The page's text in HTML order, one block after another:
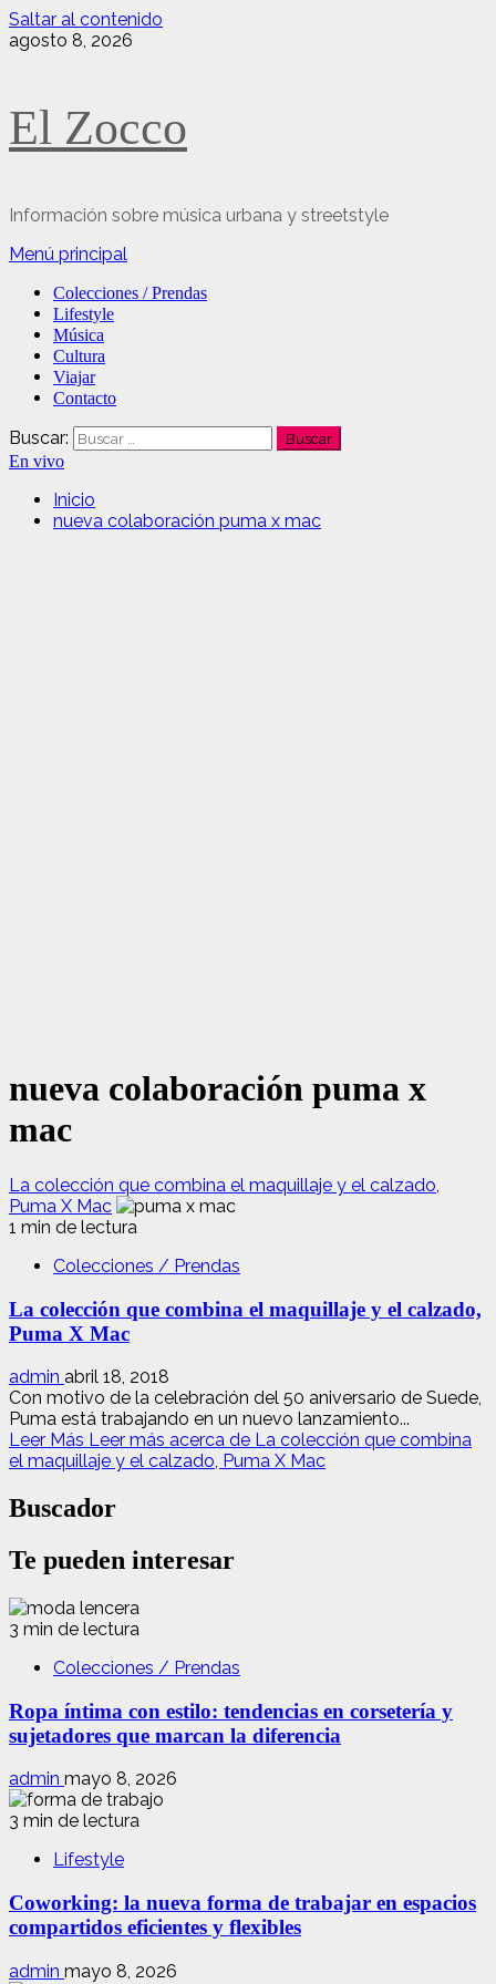
Saltar al contenido
agosto 8, 2026
El Zocco
Información sobre música urbana y streetstyle
Menú principal
Colecciones / Prendas
Lifestyle
Música
Cultura
Viajar
Contacto
Buscar:
En vivo
Inicio
nueva colaboración puma x mac
nueva colaboración puma x
mac
La colección que combina el maquillaje y el calzado,
Puma X Mac
1 min de lectura
Colecciones / Prendas
La colección que combina el maquillaje y el calzado,
Puma X Mac
admin abril 18, 2018
Con motivo de la celebración del 50 aniversario de Suede,
Puma está trabajando en un nuevo lanzamiento...
Leer Más Leer más acerca de La colección que combina
el maquillaje y el calzado, Puma X Mac
Buscador
Te pueden interesar
3 min de lectura
Colecciones / Prendas
Ropa íntima con estilo: tendencias en corsetería y
sujetadores que marcan la diferencia
admin mayo 8, 2026
3 min de lectura
Lifestyle
Coworking: la nueva forma de trabajar en espacios
compartidos eficientes y flexibles
admin mayo 8, 2026